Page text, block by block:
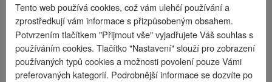
544Kč
Tento web používá cookies, což vám ulehčí používání a
zprostředkují vám informace s přizpůsobeným obsahem.
Potvrzením tlačítkem "Přijmout vše" vyjadřujete Váš souhlas s
používáním cookies. Tlačítko "Nastavení" slouží pro zobrazení
používaných typů cookies a možnosti povolení pouze Vámi
preferovaných kategorií. Podrobnější informace se dozvíte po